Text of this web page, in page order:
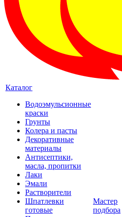
Каталог
Водоэмульсионные
краски
Грунты
Колера и пасты
Декоративные
материалы
Антисептики,
масла, пропитки
Лаки
Эмали
Растворители
Шпатлевки
готовые
Мастер
подбора